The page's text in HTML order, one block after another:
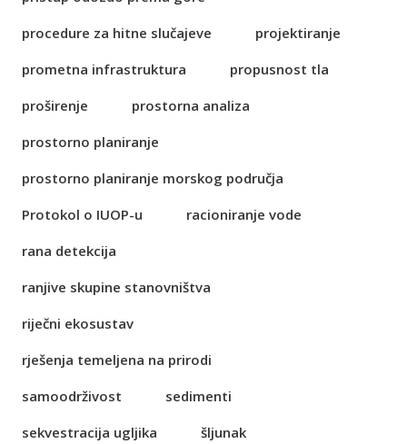
procedure za hitne slučajeve
projektiranje
prometna infrastruktura
propusnost tla
proširenje
prostorna analiza
prostorno planiranje
prostorno planiranje morskog područja
Protokol o IUOP-u
racioniranje vode
rana detekcija
ranjive skupine stanovništva
riječni ekosustav
rješenja temeljena na prirodi
samoodrživost
sedimenti
sekvestracija ugljika
šljunak